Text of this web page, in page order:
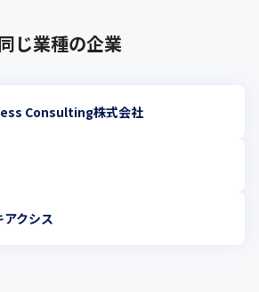
じ業種の企業
Consulting株式会社
クシス